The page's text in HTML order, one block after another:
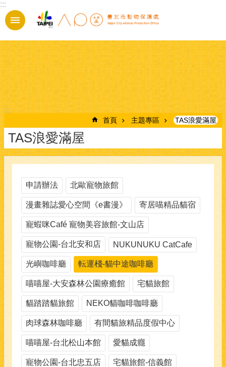
跳到主要內容區塊
:::
:::
首頁 主題專區 TAS浪愛滿屋
TAS浪愛滿屋
申請辦法 北歐寵物旅館
漫畫雜誌愛心空間《e書漫》 寄居喵精品貓宿
寵蝦咪Café 寵物美容旅館-文山店
寵物公園-台北安和店 NUKUNUKU CatCafe
光嶼咖啡廳 転運棧-貓中途咖啡廳
喵喵屋-大安森林公園療癒館 宅貓旅館
貓踏踏貓旅館 NEKO貓咖啡咖啡廳
肉球森林咖啡廳 有間貓旅精品度假中心
喵喵屋-台北松山本館 愛貓成癮
寵物公園-台北忠五店 宅貓旅館-信義館